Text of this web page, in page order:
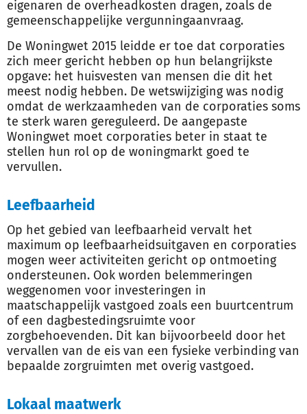
eigenaren de overheadkosten dragen, zoals de
gemeenschappelijke vergunningaanvraag.
De Woningwet 2015 leidde er toe dat corporaties
zich meer gericht hebben op hun belangrijkste
opgave: het huisvesten van mensen die dit het
meest nodig hebben. De wetswijziging was nodig
omdat de werkzaamheden van de corporaties soms
te sterk waren gereguleerd. De aangepaste
Woningwet moet corporaties beter in staat te
stellen hun rol op de woningmarkt goed te
vervullen.
Leefbaarheid
Op het gebied van leefbaarheid vervalt het
maximum op leefbaarheidsuitgaven en corporaties
mogen weer activiteiten gericht op ontmoeting
ondersteunen. Ook worden belemmeringen
weggenomen voor investeringen in
maatschappelijk vastgoed zoals een buurtcentrum
of een dagbestedingsruimte voor
zorgbehoevenden. Dit kan bijvoorbeeld door het
vervallen van de eis van een fysieke verbinding van
bepaalde zorgruimten met overig vastgoed.
Lokaal maatwerk